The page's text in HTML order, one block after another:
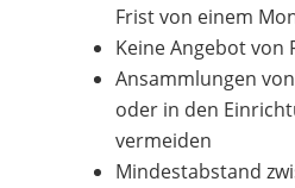
Frist von einem
Keine Angebot von
Ansammlungen
oder in den
vermeiden
Mindestabstand